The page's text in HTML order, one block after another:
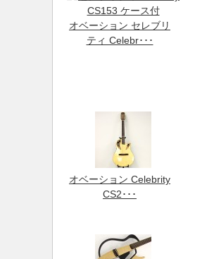
オベーション セレブリ
ティ Celebr･･･
オベーション Celebrity
CS2･･･